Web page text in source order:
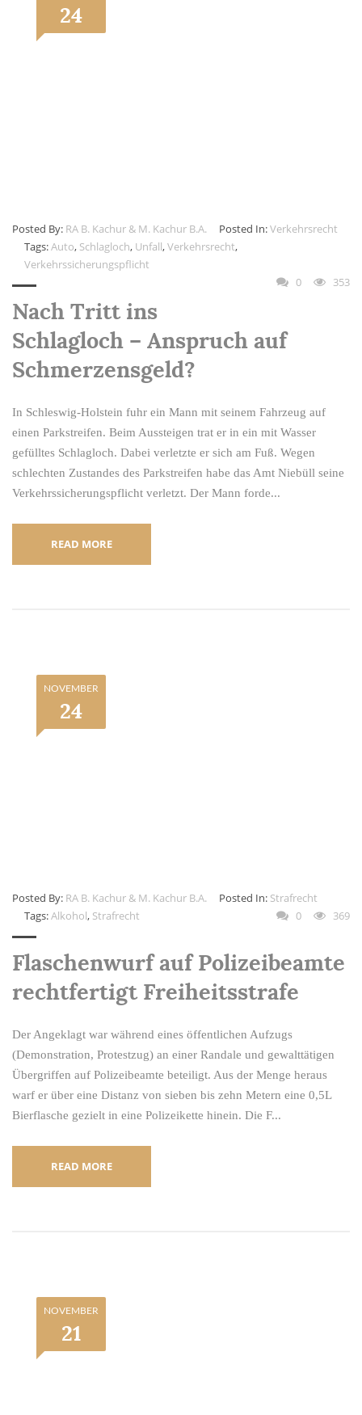
24
Posted By: RA B. Kachur & M. Kachur B.A. Posted In:Verkehrsrecht
Tags:Auto, Schlagloch, Unfall,Verkehrsrecht,
Verkehrssicherungspflicht
0
353
Nach Tritt ins
Schlagloch – Anspruch auf
Schmerzensgeld?
In Schleswig-Holstein fuhr ein Mann mit seinem Fahrzeug auf
einen Parkstreifen. Beim Aussteigen trat er in ein mit Wasser
gefülltes Schlagloch. Dabei verletzte er sich am Fuß. Wegen
schlechten Zustandes des Parkstreifen habe das Amt Niebüll seine
Verkehrssicherungspflicht verletzt. Der Mann forde...
READ MORE
NOVEMBER
24
Posted By: RA B. Kachur & M. Kachur B.A. Posted In: Strafrecht
Tags:Alkohol, Strafrecht 0 369
Flaschenwurf auf Polizeibeamte
rechtfertigt Freiheitsstrafe
Der Angeklagt war während eines öffentlichen Aufzugs
(Demonstration, Protestzug) an einer Randale und gewalttätigen
Übergriffen auf Polizeibeamte beteiligt. Aus der Menge heraus
warf er über eine Distanz von sieben bis zehn Metern eine 0,5L
Bierflasche gezielt in eine Polizeikette hinein. Die F...
READ MORE
NOVEMBER
21